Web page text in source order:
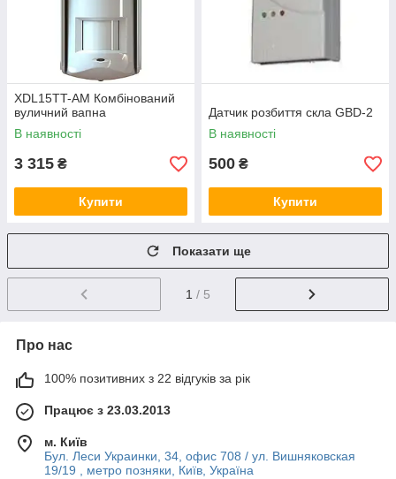
XDL15TT-AM Комбінований
вуличний вапна
В наявності
3 315 ₴
Купити
Датчик розбиття скла GBD-2
В наявності
500 ₴
Купити
Показати ще
1 / 5
Про нас
100% позитивних з 22 відгуків за рік
Працює з 23.03.2013
м. Київ
Бул. Леси Украинки, 34, офис 708 / ул. Вишняковская
19/19 , метро позняки, Київ, Україна